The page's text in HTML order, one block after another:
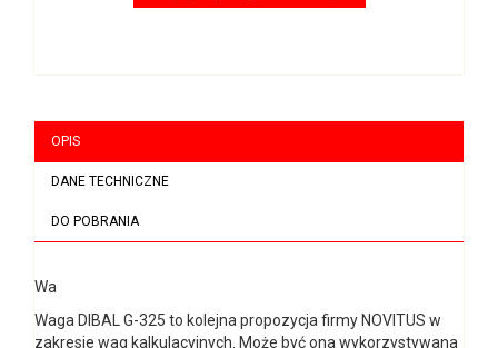
OPIS
DANE TECHNICZNE
DO POBRANIA
Wa
Waga DIBAL G-325 to kolejna propozycja firmy NOVITUS w
zakresie wag kalkulacyjnych. Może być ona wykorzystywana